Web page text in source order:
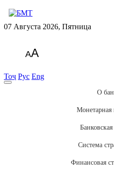
07 Августа 2026, Пятница
AA
Тоҷ Рус Eng
О
Монетарная
Система
Финансовая